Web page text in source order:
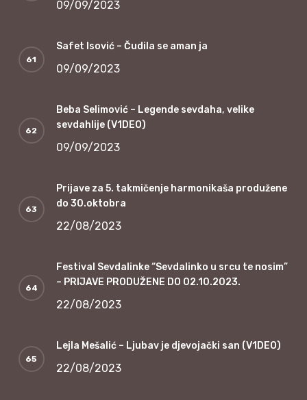
09/09/2023
Safet Isović – Čudila se aman ja
09/09/2023
Beba Selimović – Legende sevdaha, velike
sevdahlije (V1DEO)
09/09/2023
Prijave za 5. takmičenje harmonikaša produžene
do 30.oktobra
22/08/2023
Festival Sevdalinke “Sevdalinko u srcu te nosim”
– PRIJAVE PRODUŽENE DO 02.10.2023.
22/08/2023
Lejla Mešalić – Ljubav je djevojački san (V1DEO)
22/08/2023